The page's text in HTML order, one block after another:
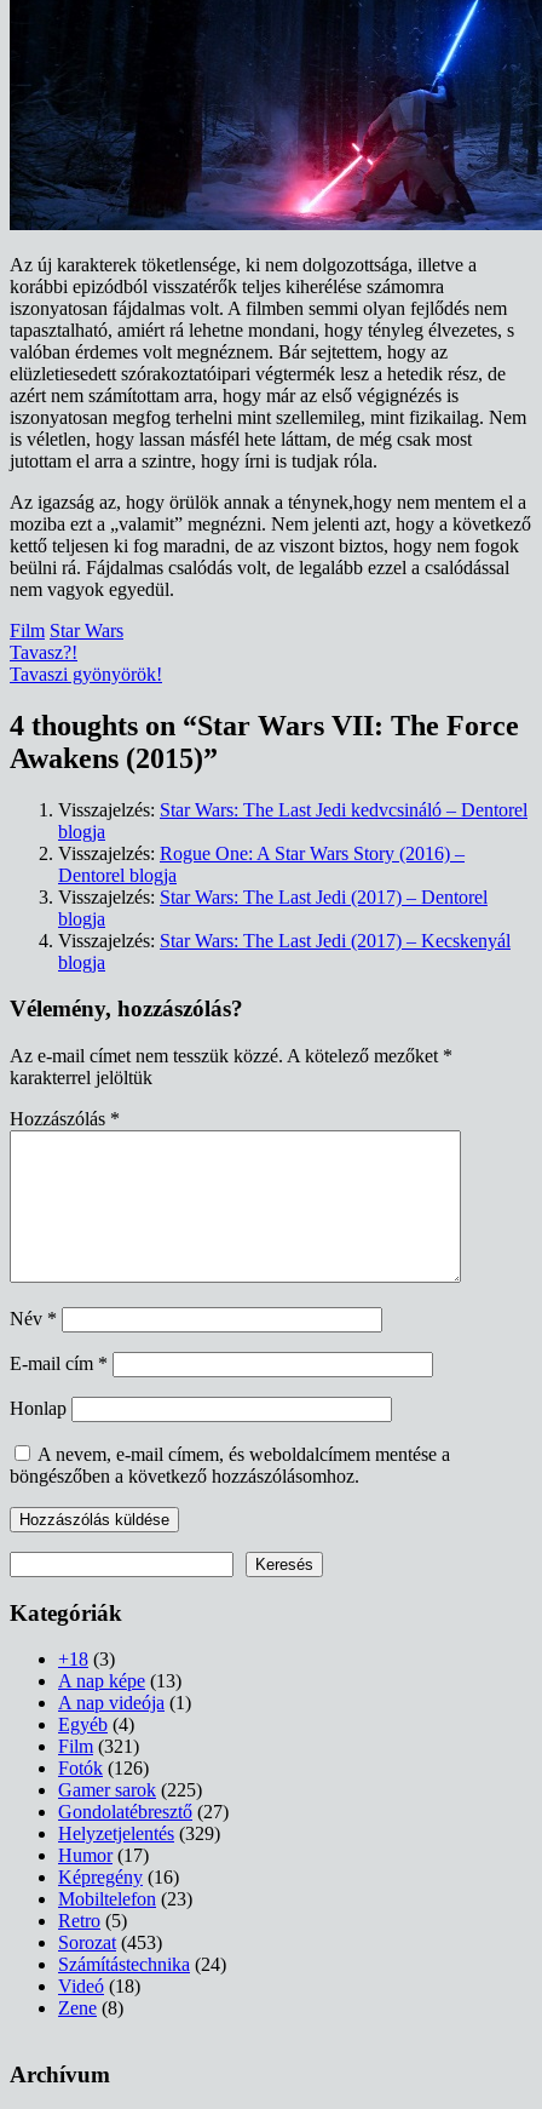
Az új karakterek töketlensége, ki nem dolgozottsága, illetve a
korábbi epizódból visszatérők teljes kiherélése számomra
iszonyatosan fájdalmas volt. A filmben semmi olyan fejlődés nem
tapasztalható, amiért rá lehetne mondani, hogy tényleg élvezetes, s
valóban érdemes volt megnéznem. Bár sejtettem, hogy az
elüzletiesedett szórakoztatóipari végtermék lesz a hetedik rész, de
azért nem számítottam arra, hogy már az első végignézés is
iszonyatosan megfog terhelni mint szellemileg, mint fizikailag. Nem
is véletlen, hogy lassan másfél hete láttam, de még csak most
jutottam el arra a szintre, hogy írni is tudjak róla.
Az igazság az, hogy örülök annak a ténynek,hogy nem mentem el a
moziba ezt a „valamit” megnézni. Nem jelenti azt, hogy a következő
kettő teljesen ki fog maradni, de az viszont biztos, hogy nem fogok
beülni rá. Fájdalmas csalódás volt, de legalább ezzel a csalódással
nem vagyok egyedül.
Film Star Wars
Bejegyzés
navigáció
Tavasz?!
Tavaszi gyönyörök!
4 thoughts on “Star Wars VII: The Force
Awakens (2015)”
Visszajelzés: Star Wars: The Last Jedi kedvcsináló – Dentorel
blogja
Visszajelzés: Rogue One: A Star Wars Story (2016) –
Dentorel blogja
Visszajelzés: Star Wars: The Last Jedi (2017) – Dentorel
blogja
Visszajelzés: Star Wars: The Last Jedi (2017) – Kecskenyál
blogja
Vélemény, hozzászólás?
Az e-mail címet nem tesszük közzé. A kötelező mezőket *
karakterrel jelöltük
Hozzászólás *
Név *
E-mail cím *
Honlap
A nevem, e-mail címem, és weboldalcímem mentése a
böngészőben a következő hozzászólásomhoz.
Keresés
Kategóriák
+18 (3)
A nap képe (13)
A nap videója (1)
Egyéb (4)
Film (321)
Fotók (126)
Gamer sarok (225)
Gondolatébresztő (27)
Helyzetjelentés (329)
Humor(17)
Képregény (16)
Mobiltelefon (23)
Retro (5)
Sorozat (453)
Számítástechnika (24)
Videó (18)
Zene (8)
Archívum